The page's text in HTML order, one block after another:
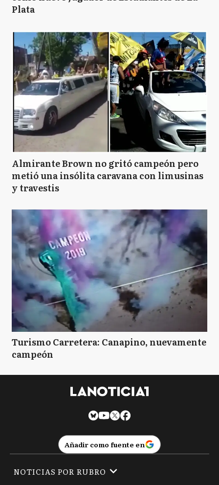
Plata
Almirante Brown no gritó campeón pero
metió una insólita caravana con limusinas
y travestis
Turismo Carretera: Canapino, nuevamente
campeón
Añadir como fuente en
NOTICIAS POR RUBRO